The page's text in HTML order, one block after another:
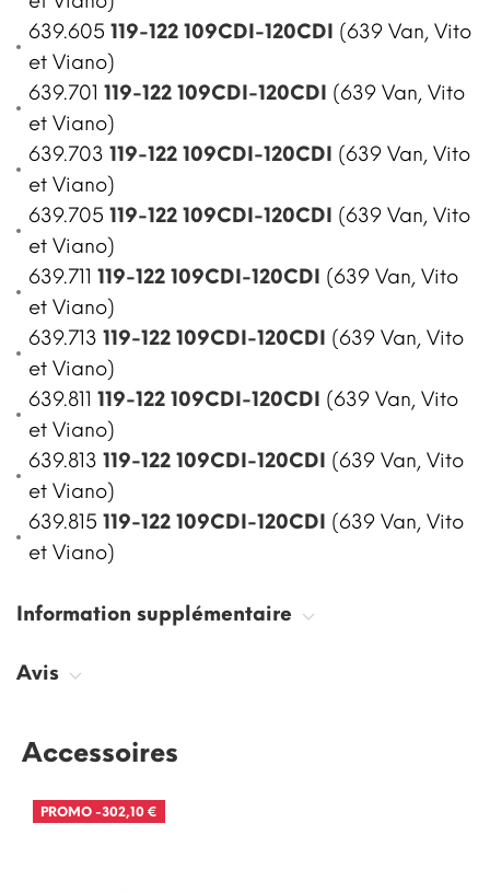
639.605 119-122 109CDI-120CDI (639 Van, Vito
et Viano)
639.701 119-122 109CDI-120CDI (639 Van, Vito
et Viano)
639.703 119-122 109CDI-120CDI (639 Van, Vito
et Viano)
639.705 119-122 109CDI-120CDI (639 Van, Vito
et Viano)
639.711 119-122 109CDI-120CDI (639 Van, Vito
et Viano)
639.713 119-122 109CDI-120CDI (639 Van, Vito
et Viano)
639.811 119-122 109CDI-120CDI (639 Van, Vito
et Viano)
639.813 119-122 109CDI-120CDI (639 Van, Vito
et Viano)
639.815 119-122 109CDI-120CDI (639 Van, Vito
et Viano)
Information supplémentaire
Avis
Accessoires
PROMO -302,10 €